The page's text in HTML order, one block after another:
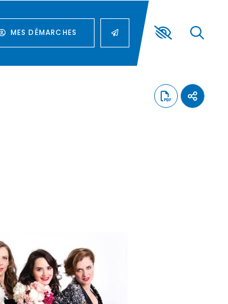
MES DÉMARCHES